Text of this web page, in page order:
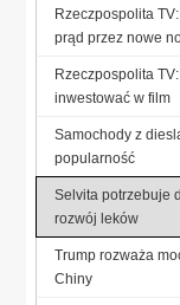
Rzeczpospolita
prąd przez nowe
Rzeczpospolita
inwestować w film
Samochody z
popularność
Selvita potrzebuje
rozwój leków
Trump rozważa
Chiny